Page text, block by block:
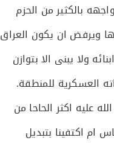
بالكثير من الحزم
ويرفض ان يكون العراق
ولا يبنى الا بتوازن
العسكرية للمنطقة.
عليه اكثر الحاحا من
ام اكتفينا بتبديل